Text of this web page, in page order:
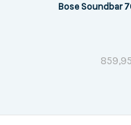
Bose Soundbar
859,95